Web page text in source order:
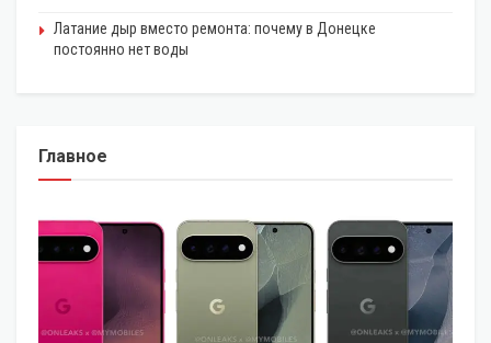
Латание дыр вместо ремонта: почему в Донецке
постоянно нет воды
Главное